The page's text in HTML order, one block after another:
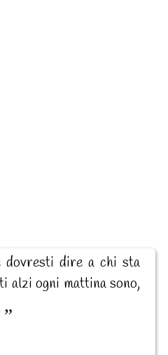
dovresti dire a chi sta
alzi ogni mattina sono,